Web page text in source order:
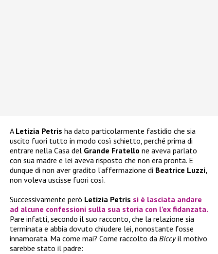
A Letizia Petris ha dato particolarmente fastidio che sia
uscito fuori tutto in modo così schietto, perché prima di
entrare nella Casa del Grande Fratello ne aveva parlato
con sua madre e lei aveva risposto che non era pronta. E
dunque di non aver gradito l’affermazione di Beatrice Luzzi,
non voleva uscisse fuori così.
Successivamente però Letizia Petris si è lasciata andare
ad alcune confessioni sulla sua storia con l’ex fidanzata.
Pare infatti, secondo il suo racconto, che la relazione sia
terminata e abbia dovuto chiudere lei, nonostante fosse
innamorata. Ma come mai? Come raccolto da Biccyil motivo
sarebbe stato il padre: